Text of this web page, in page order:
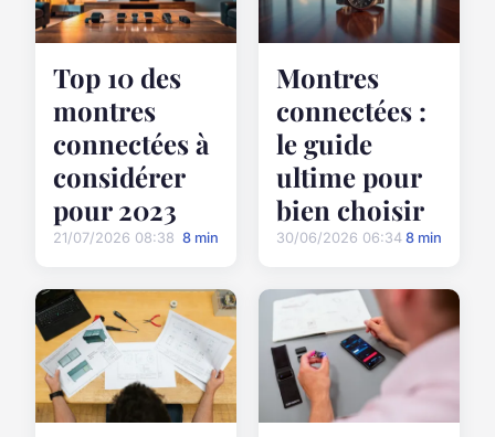
Top 10 des
montres
connectées à
considérer
pour 2023
21/07/2026 08:38 8 min
Montres
connectées :
le guide
ultime pour
bien choisir
30/06/2026 06:34 8 min